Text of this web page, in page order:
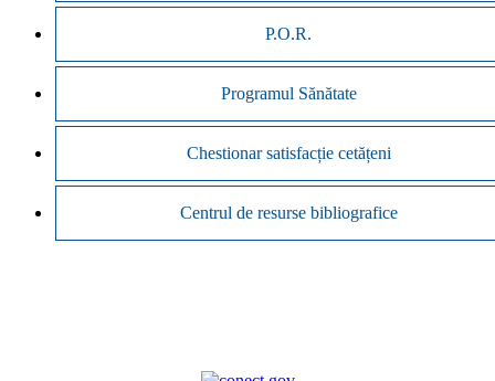
P.O.R.
Programul Sănătate
Chestionar satisfacție cetățeni
Centrul de resurse bibliografice